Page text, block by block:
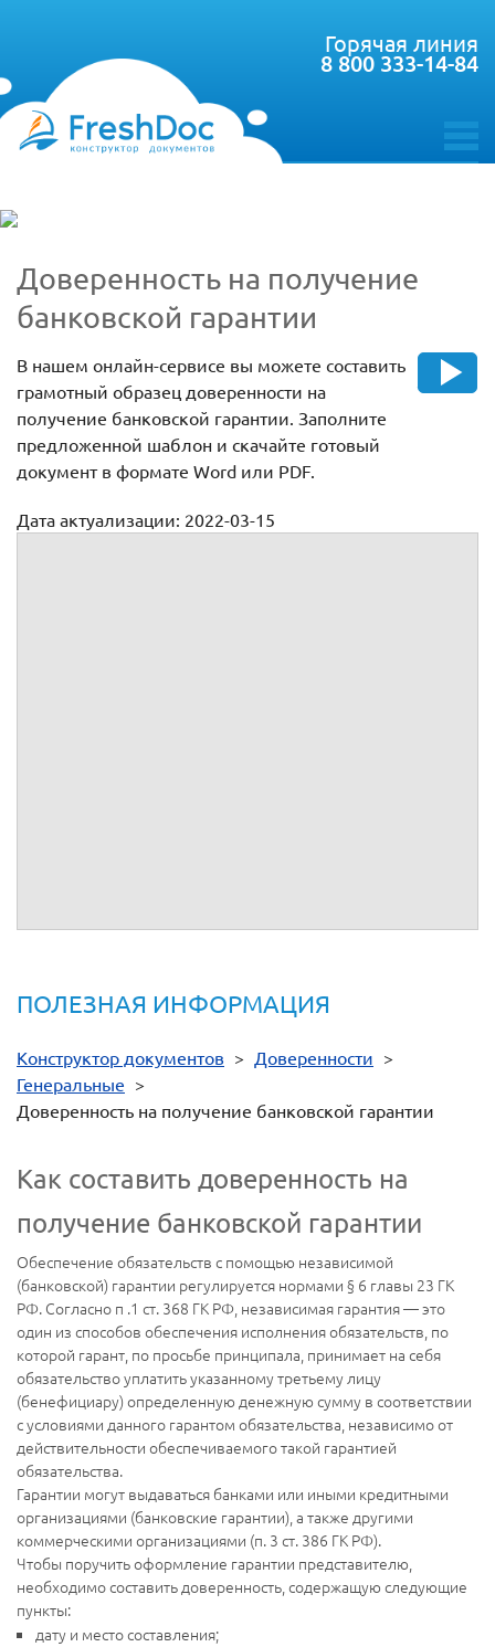
toggle
Горячая линия
8 800 333-14-84
Доверенность на получение
банковской гарантии
В нашем онлайн-сервисе вы можете составить
грамотный образец доверенности на
получение банковской гарантии. Заполните
предложенной шаблон и скачайте готовый
документ в формате Word или PDF.
Дата актуализации: 2022-03-15
ПОЛЕЗНАЯ ИНФОРМАЦИЯ
Конструктор документов > Доверенности >
Генеральные >
Доверенность на получение банковской гарантии
Как составить доверенность на
получение банковской гарантии
Обеспечение обязательств с помощью независимой
(банковской) гарантии регулируется нормами § 6 главы 23 ГК
РФ. Согласно п .1 ст. 368 ГК РФ, независимая гарантия — это
один из способов обеспечения исполнения обязательств, по
которой гарант, по просьбе принципала, принимает на себя
обязательство уплатить указанному третьему лицу
(бенефициару) определенную денежную сумму в соответствии
с условиями данного гарантом обязательства, независимо от
действительности обеспечиваемого такой гарантией
обязательства.
Гарантии могут выдаваться банками или иными кредитными
организациями (банковские гарантии), а также другими
коммерческими организациями (п. 3 ст. 386 ГК РФ).
Чтобы поручить оформление гарантии представителю,
необходимо составить доверенность, содержащую следующие
пункты:
дату и место составления;